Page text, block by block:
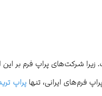
زیرا شرکت‌های پراپ فرم بر
فرم‌های ایرانی، تنها پراپ